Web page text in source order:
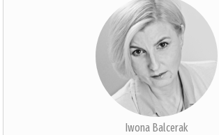
Iwona Balcerak